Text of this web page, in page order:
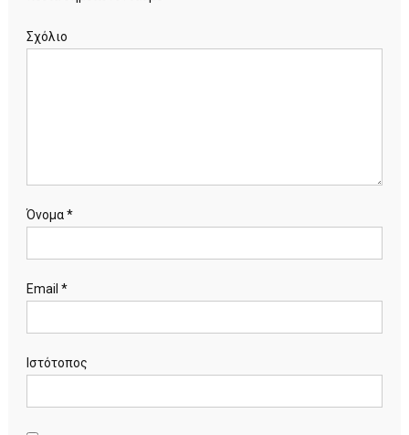
Σχόλιο
Όνομα*
Email *
Ιστότοπος